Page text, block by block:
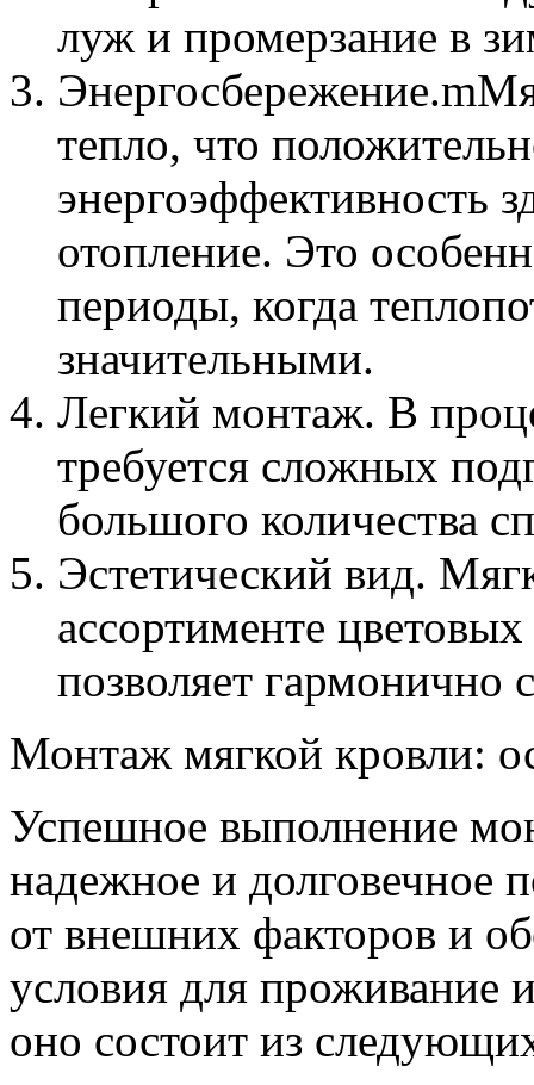
луж и промерзание в
тепло, что
энергоэффективность
отопление. Это
периоды, когда
значительными.
Легкий монтаж. В
требуется сложных
большого количества
Эстетический вид.
ассортименте
позволяет гармонично
Монтаж мягкой кровли:
Успешное выполнение
надежное и долговечное
от внешних факторов и
условия для проживание
оно состоит из